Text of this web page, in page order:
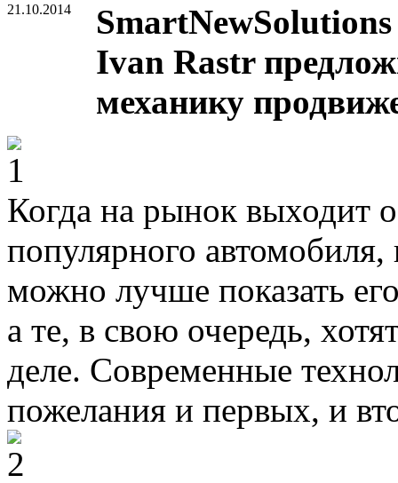
21.10.2014
Ivan Rastr
механику
Когда на рынок выходит
популярного автомобиля,
можно лучше показать
а те, в свою очередь,
деле. Современные
пожелания и первых, и